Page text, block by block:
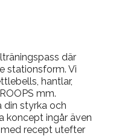
där
stationsform. Vi
hantlar,
mm.
styrka och
koncept ingår även
recept utefter